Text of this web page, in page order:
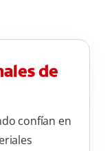
de
confían en